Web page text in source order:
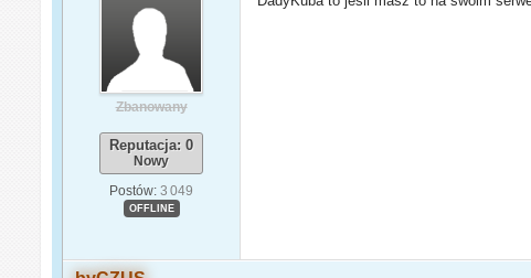
Zbanowany
Reputacja: 0
Nowy
Postów: 3 049
OFFLINE